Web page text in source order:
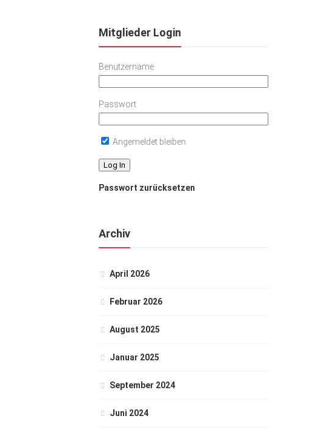
Mitglieder Login
Benutzername
Passwort
Angemeldet bleiben
Passwort zurücksetzen
Archiv
April 2026
Februar 2026
August 2025
Januar 2025
September 2024
Juni 2024